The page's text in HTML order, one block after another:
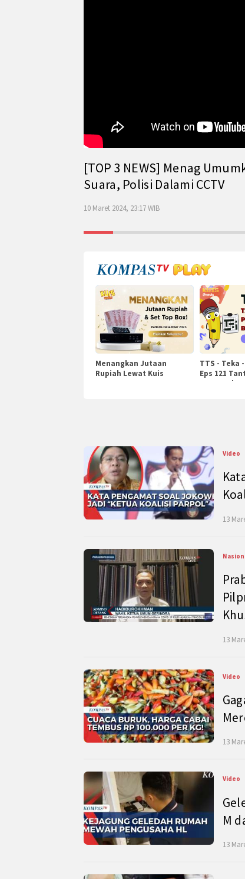
[TOP 3 NEWS] Menag
Suara, Polisi Dalami CCTV
10 Maret 2024, 23:17 WIB
Menangkan Jutaan
Rupiah Lewat Kuis
TTS - Teka
Eps 121
Pengetahuan
Video
13
13
Video
13
Video
M
13